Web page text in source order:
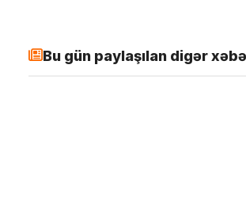
Bu gün paylaşılan digər